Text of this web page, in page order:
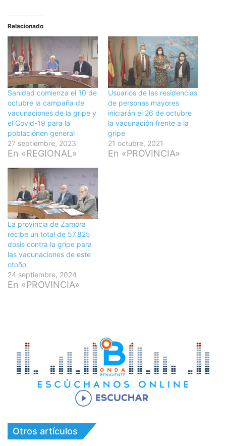
Relacionado
Sanidad comienza el 10 de
octubre la campaña de
vacunaciones de la gripe y
el Covid-19 para la
poblaciónen general
27 septiembre, 2023
En «REGIONAL»
Usuarios de las residencias
de personas mayores
iniciarán el 26 de octubre
la vacunación frente a la
gripe
21 octubre, 2021
En «PROVINCIA»
La provincia de Zamora
recibe un total de 57.825
dosis contra la gripe para
las vacunaciones de este
otoño
24 septiembre, 2024
En «PROVINCIA»
Otros artículos